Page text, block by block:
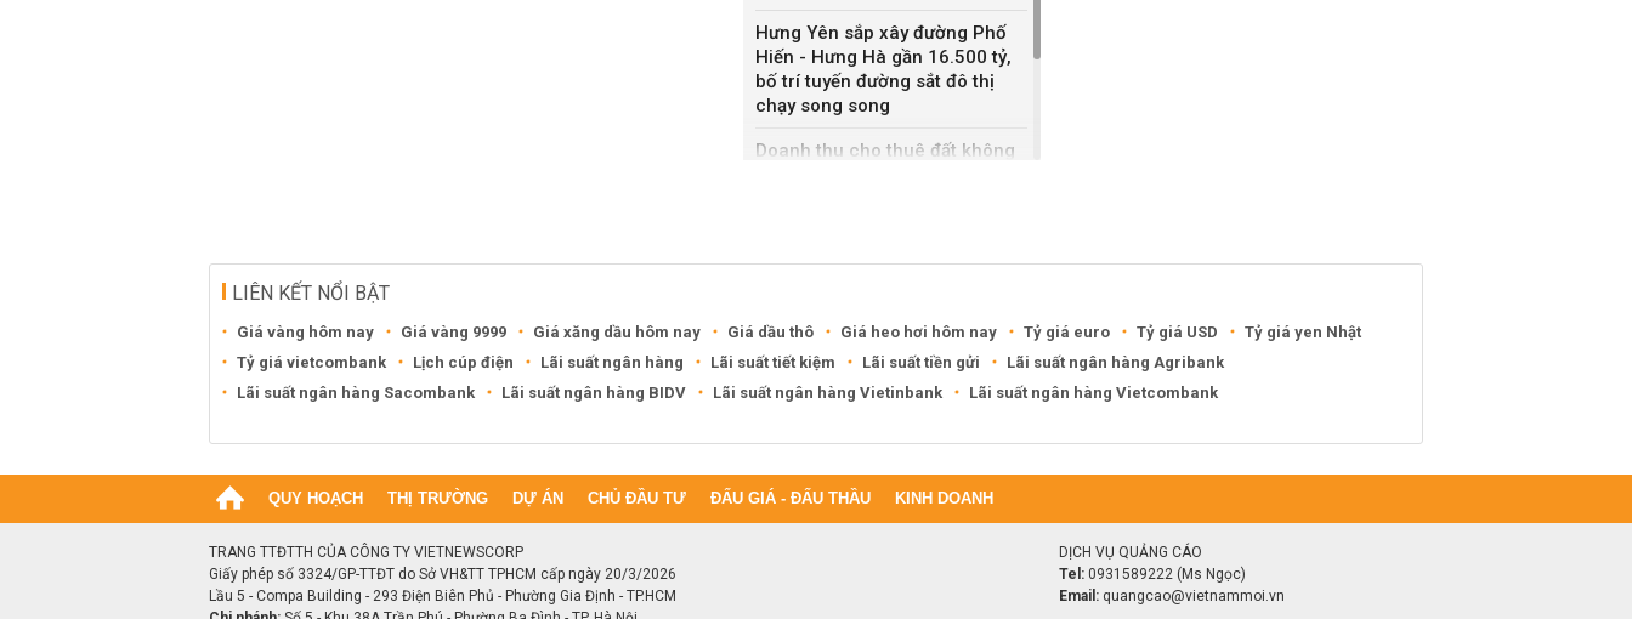
Hưng Yên sắp xây đường Phố
Hiến - Hưng Hà gần 16.500 tỷ,
bố trí tuyến đường sắt đô thị
chạy song song
Doanh thu cho thuê đất không
6.200 tỷ ở Cần Thơ, Phú Thọ
LIÊN KẾT NỔI BẬT
Giá vàng hôm nay Giá vàng 9999 Giá xăng dầu hôm nay Giá dầu thô Giá heo hơi hôm nay Tỷ giá euro Tỷ giá USD
Tỷ giá yen Nhật
Tỷ giá vietcombank
Lịch cúp điện Lãi suất ngân hàng Lãi suất tiết kiệm Lãi suất tiền gửi
Lãi suất ngân hàng Agribank
Lãi suất ngân hàng Sacombank
Lãi suất ngân hàng BIDV Lãi suất ngân hàng Vietinbank Lãi suất ngân hàng Vietcombank
QUY HOẠCH THỊ TRƯỜNG DỰ ÁN CHỦ ĐẦU TƯ ĐẤU GIÁ - ĐẤU THẦU KINH DOANH
TRANG TTĐTTH CỦA CÔNG TY VIETNEWSCORP
Giấy phép số 3324/GP-TTĐT do Sở VH&TT TPHCM cấp ngày 20/3/2026
Lầu 5 - Compa Building - 293 Điện Biên Phủ - Phường Gia Định - TP.HCM
DỊCH VỤ QUẢNG CÁO
Tel: 0931589222 (Ms Ngọc)
Email: quangcao@vietnammoi.vn